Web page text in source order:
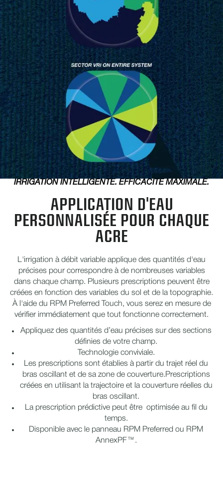
IRRIGATION INTELLIGENTE. EFFICACITÉ MAXIMALE.
APPLICATION D'EAU
PERSONNALISÉE POUR CHAQUE
ACRE
L'irrigation à débit variable applique des quantités d'eau
précises pour correspondre à de nombreuses variables
dans chaque champ. Plusieurs prescriptions peuvent être
créées en fonction des variables du sol et de la topographie.
À l'aide du RPM Preferred Touch, vous serez en mesure de
vérifier immédiatement que tout fonctionne correctement.
Appliquez des quantités d’eau précises sur des sections
définies de votre champ.
Technologie conviviale.
Les prescriptions sont établies à partir du trajet réel du
bras oscillant et de sa zone de couverture. Prescriptions
créées en utilisant la trajectoire et la couverture réelles du
bras oscillant.
La prescription prédictive peut être optimisée au fil du
temps.
Disponible avec le panneau RPM Preferred ou RPM
AnnexPF™.